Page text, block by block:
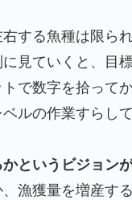
する魚種は限られ
見ていくと、目
で数字を拾って
ルの作業すらし
というビジョン
漁獲量を増産す